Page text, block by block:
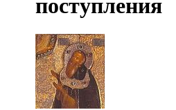
поступления